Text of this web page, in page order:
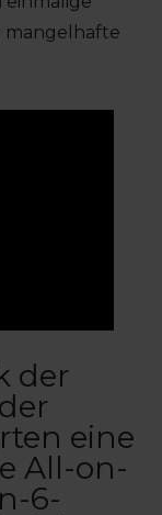
mangelhafte
der
eine
All-on-
6-